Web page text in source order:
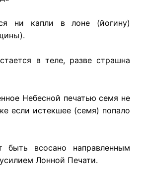
ни капли в лоне (йогину)
в теле, разве страшна
Небесной печатью семя не
если истекшее (семя) попало
всосано направленным
Лонной Печати.